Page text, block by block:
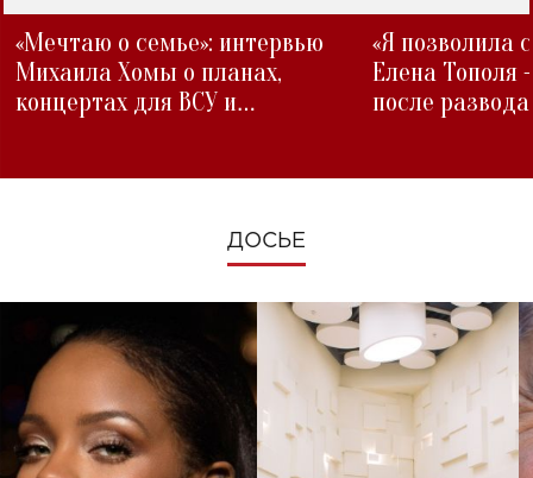
«Мечтаю о семье»: интервью
Михаила Хомы о планах,
концертах для ВСУ и
«Я позволила
Елена Тополя
после развода
ДОСЬЕ